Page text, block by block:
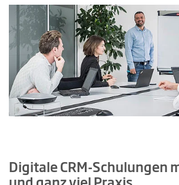
Digitale CRM-Schulungen